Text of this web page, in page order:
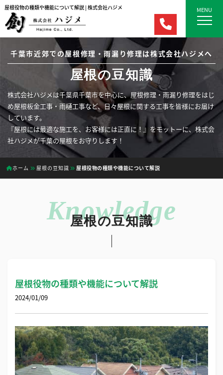
屋根役物の種類や機能について解説 | 株式会社ハジメ MENU
千葉市近郊での屋根修理・雨漏り修理は株式会社ハジメへ
屋根の豆知識
株式会社ハジメは千葉県千葉市を中心に、屋根修理・雨漏り修理をはじ
め屋根板金工事・雨樋工事など、日々屋根に関する工事を皆様にお届け
しています。
『屋根には最適な施工を、お客様には正直に！』をモットーに、株式会
社ハジメが千葉の屋根をお守りします！
ホーム 屋根の豆知識 屋根役物の種類や機能について解説
屋根の豆知識
屋根役物の種類や機能について解説
2024/01/09